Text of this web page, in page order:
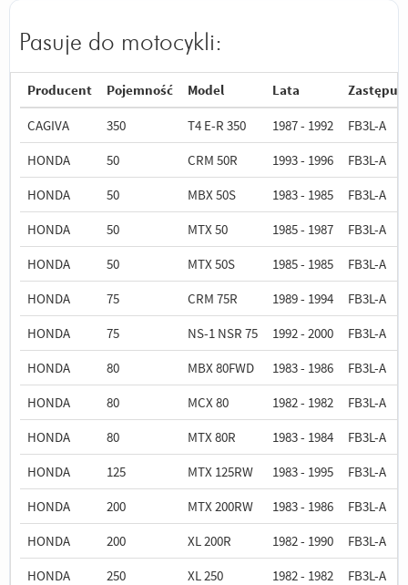
Pasuje do motocykli:
Producent Pojemność Model Lata Zastępuje
CAGIVA 350 T4 E-R 350 1987 - 1992
FB3L-A
HONDA
50 CRM 50R 1993 - 1996
FB3L-A
HONDA
50 MBX 50S 1983 - 1985
FB3L-A
HONDA
50 MTX 50 1985 - 1987
FB3L-A
HONDA
50 MTX 50S 1985 - 1985
FB3L-A
HONDA
75 CRM 75R 1989 - 1994
FB3L-A
HONDA
75 NS-1 NSR 75 1992 - 2000
FB3L-A
HONDA
80 MBX 80FWD 1983 - 1986
FB3L-A
HONDA
80 MCX 80 1982 - 1982
FB3L-A
HONDA
80 MTX 80R 1983 - 1984
FB3L-A
HONDA
125 MTX 125RW 1983 - 1995
FB3L-A
HONDA
200 MTX 200RW 1983 - 1986
FB3L-A
HONDA
200 XL 200R 1982 - 1990
FB3L-A
HONDA
250 XL 250 1982 - 1982
FB3L-A